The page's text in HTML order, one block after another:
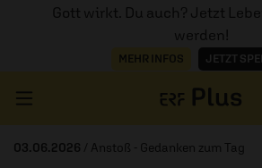
Gott wirkt. Du auch? Jetzt
werden!
MEHR INFOS JETZT
03.06.2026 / Anstoß - Gedanken zum Tag